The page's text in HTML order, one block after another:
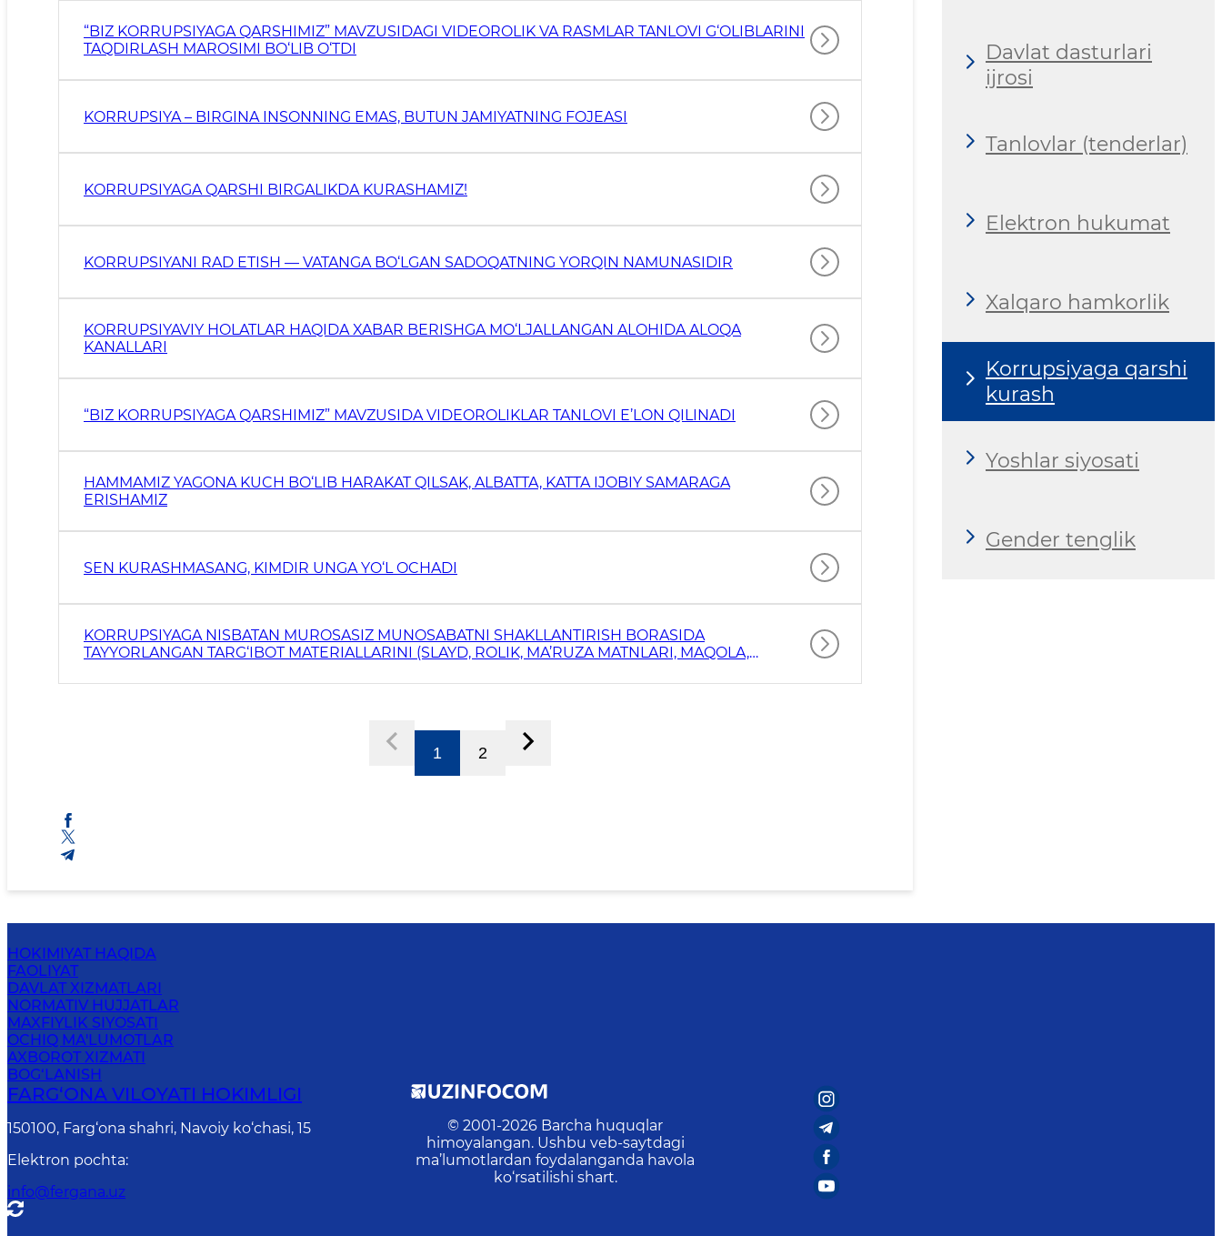
“BIZ KORRUPSIYAGA QARSHIMIZ” MAVZUSIDAGI VIDEOROLIK VA RASMLAR TANLOVI G‘OLIBLARINI
TAQDIRLASH MAROSIMI BO‘LIB O‘TDI
KORRUPSIYA – BIRGINA INSONNING EMAS, BUTUN JAMIYATNING FOJEASI
KORRUPSIYAGA QARSHI BIRGALIKDA KURASHAMIZ!
KORRUPSIYANI RAD ETISH — VATANGA BO‘LGAN SADOQATNING YORQIN NAMUNASIDIR
KORRUPSIYAVIY HOLATLAR HAQIDA XABAR BERISHGA MO‘LJALLANGAN ALOHIDA ALOQA
KANALLARI
“BIZ KORRUPSIYAGA QARSHIMIZ” MAVZUSIDA VIDEOROLIKLAR TANLOVI E’LON QILINADI
HAMMAMIZ YAGONA KUCH BO‘LIB HARAKAT QILSAK, ALBATTA, KATTA IJOBIY SAMARAGA
ERISHAMIZ
SEN KURASHMASANG, KIMDIR UNGA YO‘L OCHADI
KORRUPSIYAGA NISBATAN MUROSASIZ MUNOSABATNI SHAKLLANTIRISH BORASIDA
TAYYORLANGAN TARG‘IBOT MATERIALLARINI (SLAYD, ROLIK, MA’RUZA MATNLARI, MAQOLA,
1 2
Davlat dasturlari
ijrosi
Tanlovlar (tenderlar)
Elektron hukumat
Xalqaro hamkorlik
Korrupsiyaga qarshi
kurash
Yoshlar siyosati
Gender tenglik
HOKIMIYAT HAQIDA
FAOLIYAT
DAVLAT XIZMATLARI
NORMATIV HUJJATLAR
MAXFIYLIK SIYOSATI
OCHIQ MA'LUMOTLAR
AXBOROT XIZMATI
BOG‘LANISH
FARG‘ОNА VILОYATI HОKIMLIGI
150100, Fаrg‘оnа shаhri, Nаvоiy ko‘chаsi, 15
Elektron pochta:
info@fergana.uz
© 2001-2026 Barcha huquqlar
himoyalangan. Ushbu veb-saytdagi
ma’lumotlardan foydalanganda havola
ko‘rsatilishi shart.